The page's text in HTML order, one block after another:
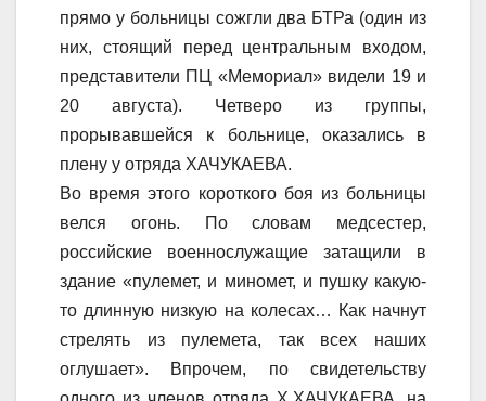
прямо у больницы сожгли два БТРа (один из
них, стоящий перед центральным входом,
представители ПЦ «Мемориал» видели 19 и
20 августа). Четверо из группы,
прорывавшейся к больнице, оказались в
плену у отряда ХАЧУКАЕВА.
Во время этого короткого боя из больницы
велся огонь. По словам медсестер,
российские военнослужащие затащили в
здание «пулемет, и миномет, и пушку какую-
то длинную низкую на колесах… Как начнут
стрелять из пулемета, так всех наших
оглушает». Впрочем, по свидетельству